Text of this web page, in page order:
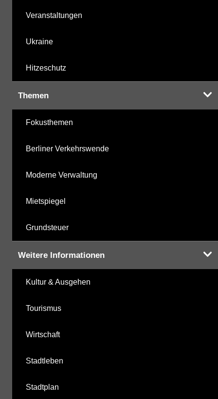
Veranstaltungen
Ukraine
Hitzeschutz
Themen
Fokusthemen
Berliner Verkehrswende
Moderne Verwaltung
Mietspiegel
Grundsteuer
Weitere Informationen
Kultur & Ausgehen
Tourismus
Wirtschaft
Stadtleben
Stadtplan